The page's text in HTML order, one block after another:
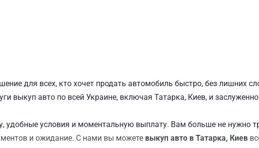
для всех, кто хочет продать автомобиль быстро, без лишних
выкуп авто по всей Украине, включая Татарка, Киев, и
удобные условия и моментальную выплату. Вам больше не нужно
и ожидание. С нами вы можете выкуп авто в Татарка, Киев